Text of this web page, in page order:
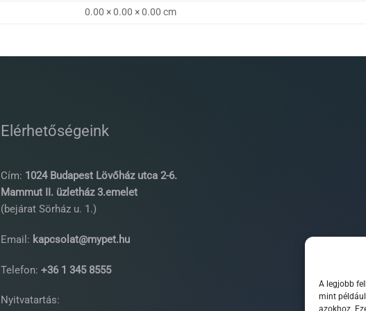
A legjobb
mint
0.00 × 0.00 × 0.00 cm
Elérhetőségeink
Cím: 1024 Budapest Lövőház utca 2-6.
Mammut II. üzletház 3.emelet
(bejárat Sörház u. 1.)
Email: kapcsolat@mypet.hu
Telefon: +36 1 345 8555
Nyitvatartás: